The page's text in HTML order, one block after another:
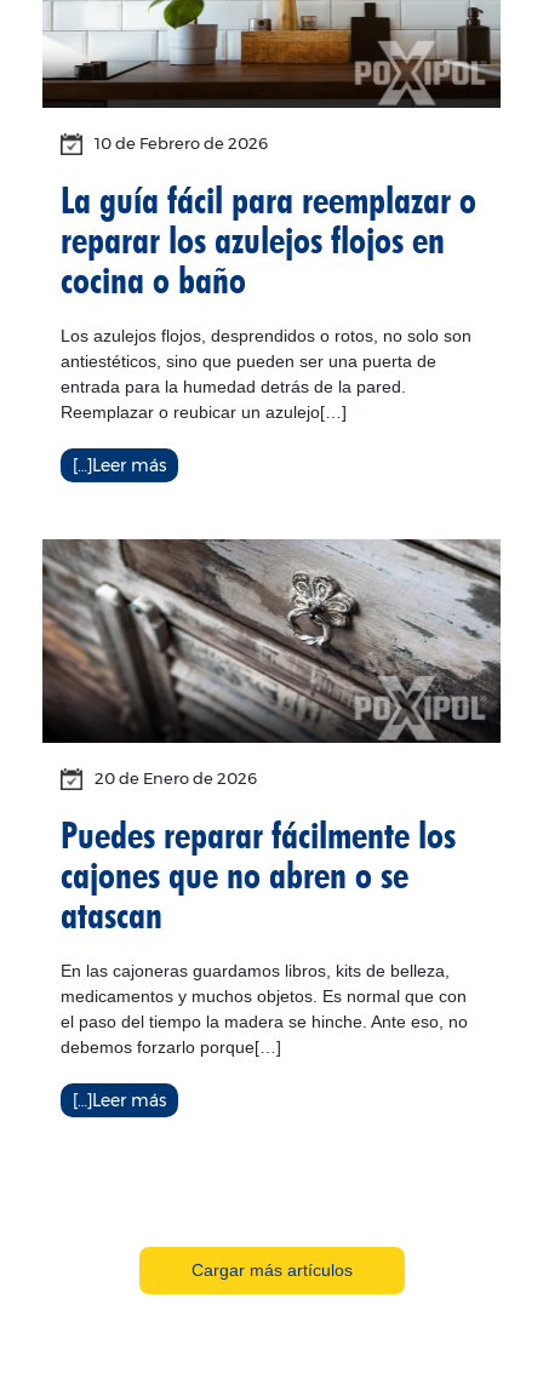
10 de Febrerode 2026
La guía fácil para reemplazar o
reparar los azulejos flojos en
cocina o baño
Los azulejos flojos, desprendidos o rotos, no solo son
antiestéticos, sino que pueden ser una puerta de
entrada para la humedad detrás de la pared.
Reemplazar o reubicar un azulejo[…]
[…]Leer más
20 de Enerode 2026
Puedes reparar fácilmente los
cajones que no abren o se
atascan
En las cajoneras guardamos libros, kits de belleza,
medicamentos y muchos objetos. Es normal que con
el paso del tiempo la madera se hinche. Ante eso, no
debemos forzarlo porque[…]
[…]Leer más
Cargar más artículos